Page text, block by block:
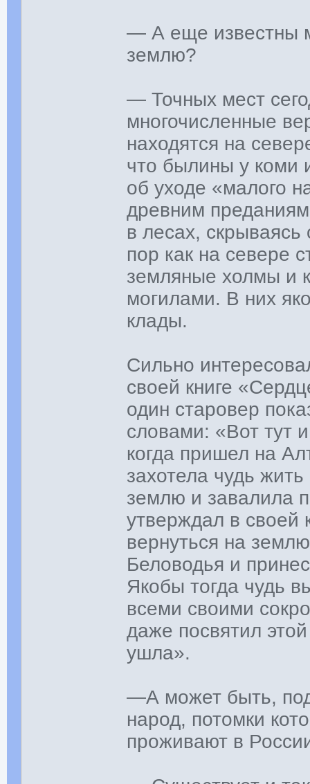
— А еще известны
землю?
— Точных мест
многочисленные
находятся на
что былины у коми
об уходе «малого
древним
в лесах, скрываясь
пор как на севере
земляные холмы и
могилами. В них
клады.
Сильно
своей книге
один старовер
словами: «Вот тут
когда пришел на
захотела чудь
землю и завалила
утверждал в своей
вернуться на
Беловодья и
Якобы тогда чудь
всеми своими
даже посвятил
ушла».
—А может быть,
народ, потомки
проживают в